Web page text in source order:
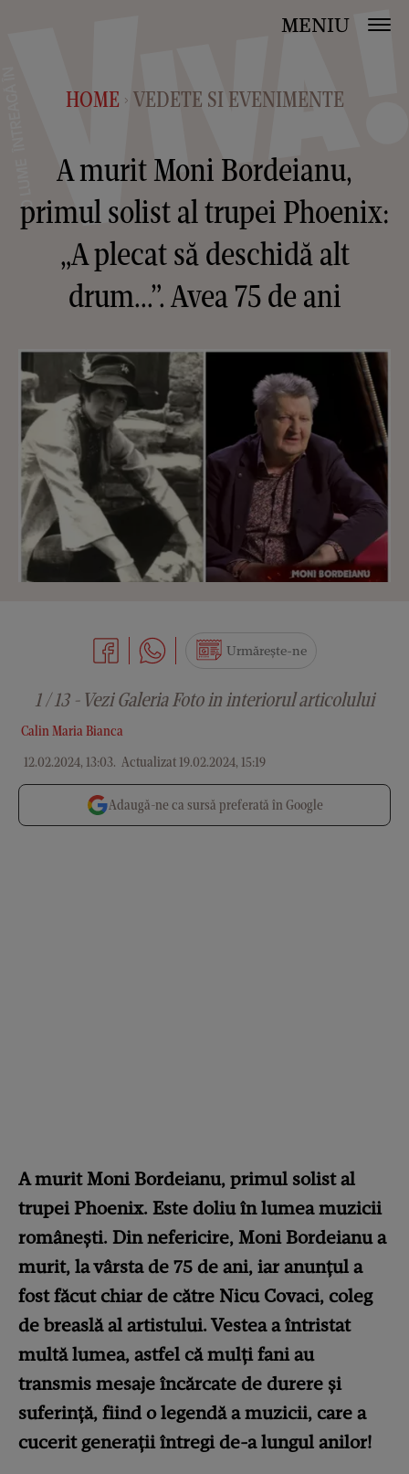
MENIU
HOME > VEDETE SI EVENIMENTE
A murit Moni Bordeianu,
primul solist al trupei Phoenix:
„A plecat să deschidă alt
drum...”. Avea 75 de ani
Calin Maria Bianca
12.02.2024, 13:03. Actualizat 19.02.2024, 15:19
Urmărește-ne
1 / 13 - Vezi Galeria Foto in interiorul articolului
Adaugă-ne ca sursă preferată în Google
A murit Moni Bordeianu, primul solist al
trupei Phoenix. Este doliu în lumea muzicii
românești. Din nefericire, Moni Bordeianu a
murit, la vârsta de 75 de ani, iar anunțul a
fost făcut chiar de către Nicu Covaci, coleg
de breaslă al artistului. Vestea a întristat
multă lumea, astfel că mulți fani au
transmis mesaje încărcate de durere și
suferință, fiind o legendă a muzicii, care a
cucerit generații întregi de-a lungul anilor!